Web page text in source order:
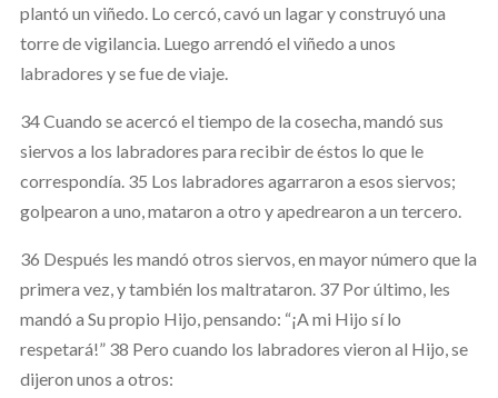
plantó un viñedo. Lo cercó, cavó un lagar y construyó una
torre de vigilancia. Luego arrendó el viñedo a unos
labradores y se fue de viaje.
34 Cuando se acercó el tiempo de la cosecha, mandó sus
siervos a los labradores para recibir de éstos lo que le
correspondía. 35 Los labradores agarraron a esos siervos;
golpearon a uno, mataron a otro y apedrearon a un tercero.
36 Después les mandó otros siervos, en mayor número que la
primera vez, y también los maltrataron. 37 Por último, les
mandó a Su propio Hijo, pensando: “¡A mi Hijo sí lo
respetará!” 38 Pero cuando los labradores vieron al Hijo, se
dijeron unos a otros: